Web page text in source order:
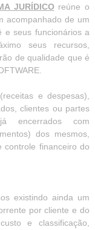
JURÍDICO reúne o
acompanhado de um
e seus funcionários a
seus recursos,
de qualidade que é
e despesas),
clientes ou partes
encerrados com
dos mesmos,
controle financeiro do
existindo ainda um
por cliente e do
e classificação,